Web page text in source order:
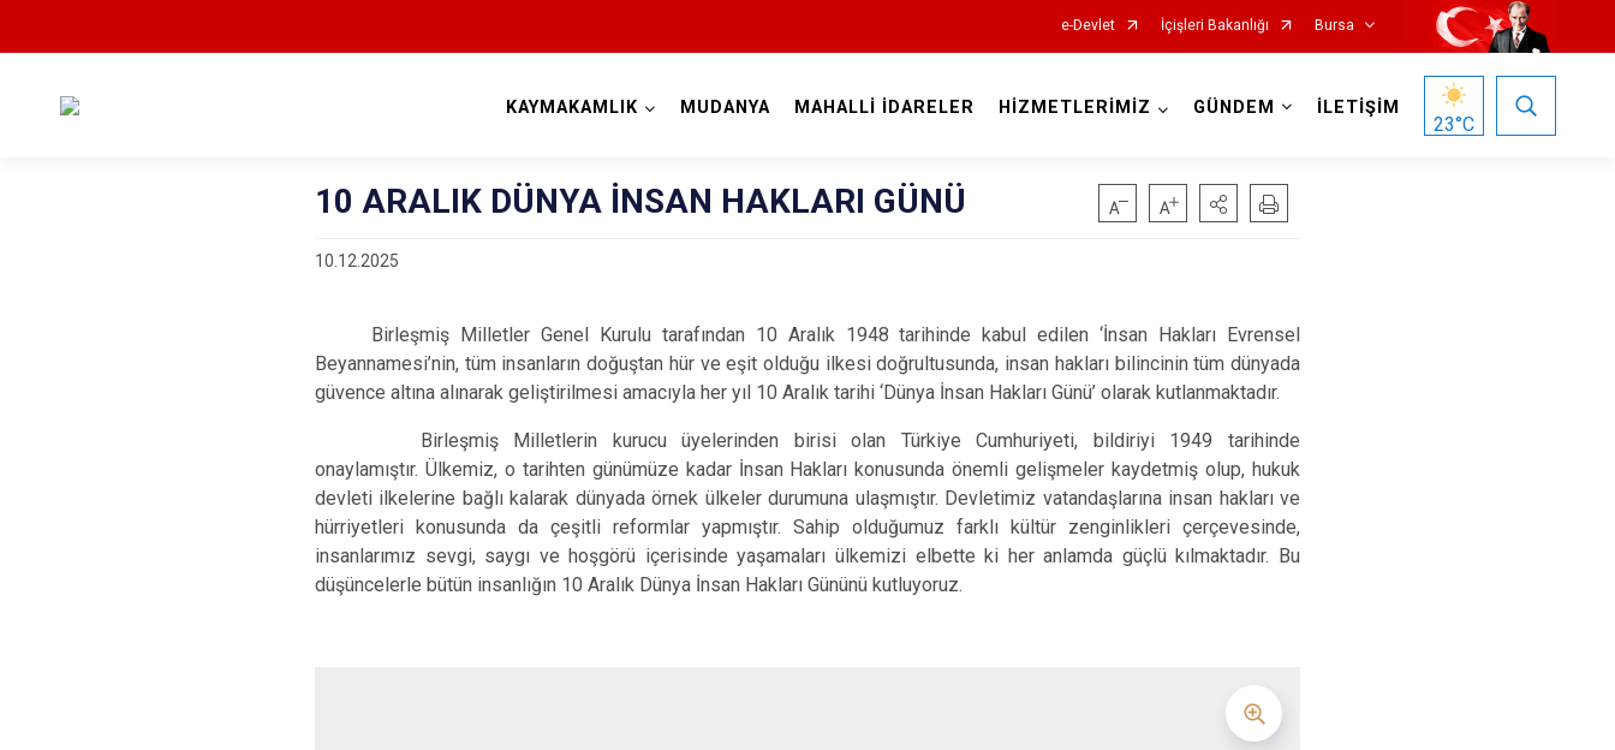
e-Devlet İçişleri Bakanlığı Bursa
Büyükorhan
Gemlik
Harmancık
İnegöl
İznik
Karacabey
Mustafakemalpaşa
Mudanya
Orhaneli
Orhangazi
Osmangazi
KAYMAKAMLIK MUDANYA MAHALLİ İDARELER HİZMETLERİMİZ GÜNDEM İLETİŞİM
23°C
10 ARALIK DÜNYA İNSAN HAKLARI GÜNÜ
10.12.2025
Birleşmiş Milletler Genel Kurulu tarafından 10 Aralık 1948 tarihinde kabul edilen ‘İnsan Hakları Evrensel
Beyannamesi’nin, tüm insanların doğuştan hür ve eşit olduğu ilkesi doğrultusunda, insan hakları bilincinin tüm dünyada
güvence altına alınarak geliştirilmesi amacıyla her yıl 10 Aralık tarihi ‘Dünya İnsan Hakları Günü’ olarak kutlanmaktadır.
Birleşmiş Milletlerin kurucu üyelerinden birisi olan Türkiye Cumhuriyeti, bildiriyi 1949 tarihinde
onaylamıştır. Ülkemiz, o tarihten günümüze kadar İnsan Hakları konusunda önemli gelişmeler kaydetmiş olup, hukuk
devleti ilkelerine bağlı kalarak dünyada örnek ülkeler durumuna ulaşmıştır. Devletimiz vatandaşlarına insan hakları ve
hürriyetleri konusunda da çeşitli reformlar yapmıştır. Sahip olduğumuz farklı kültür zenginlikleri çerçevesinde,
insanlarımız sevgi, saygı ve hoşgörü içerisinde yaşamaları ülkemizi elbette ki her anlamda güçlü kılmaktadır. Bu
düşüncelerle bütün insanlığın 10 Aralık Dünya İnsan Hakları Gününü kutluyoruz.